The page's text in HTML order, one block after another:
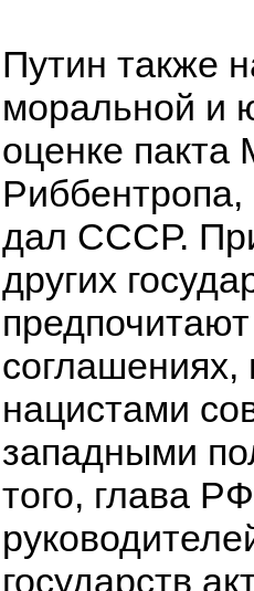
Путин также
моральной и
оценке пакта
дал СССР.
других
соглашениях,
нацистами
западными
того, глава
государств